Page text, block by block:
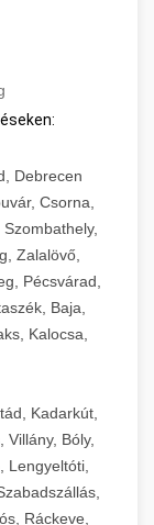
Debrecen
Csorna,
Zalalövő,
Pécsvárad,
Baja,
Kalocsa,
Kadarkút,
Villány, Bóly,
Lengyeltóti,
Ráckeve,